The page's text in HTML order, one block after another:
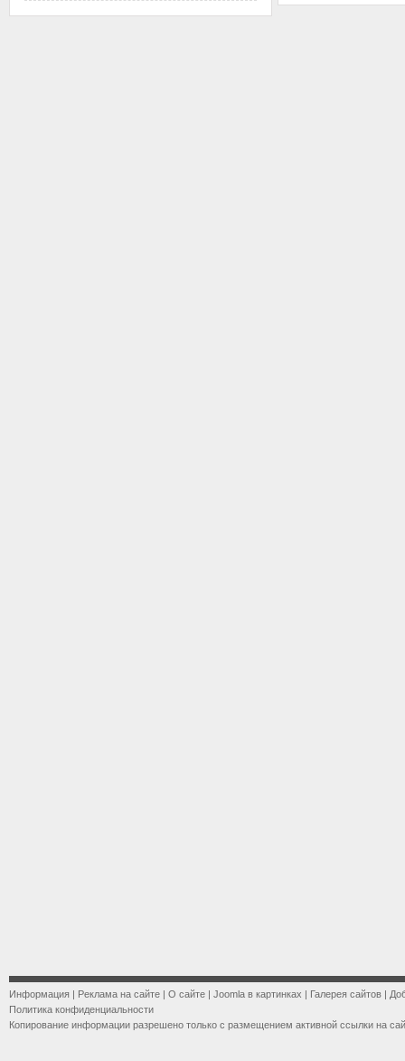
Информация | Реклама на сайте | О сайте | Joomla в картинках | Галерея сайтов |
Политика конфиденциальности
Копирование информации разрешено только с размещением активной ссылки на